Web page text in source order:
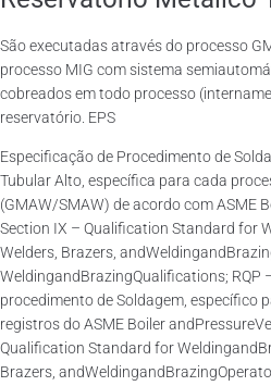
São executadas através do processo
processo MIG com sistema
cobreados em todo processo
reservatório. EPS
Especificação de Procedimento de
Tubular Alto, específica para cada
(GMAW/SMAW) de acordo com ASME
Section IX – Qualification Standard for
Welders, Brazers,
WeldingandBrazingQualifications; RQP
procedimento de Soldagem, específico
registros do ASME Boiler
Qualification Standard for
Brazers,